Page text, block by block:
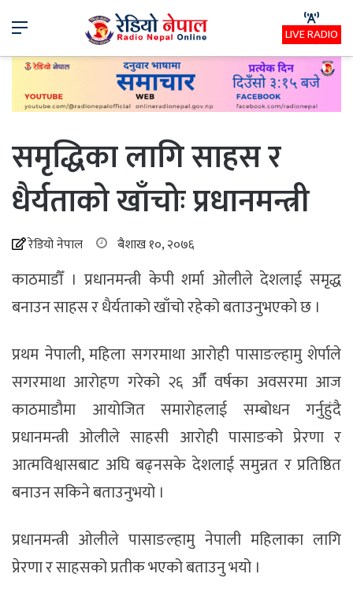
Menu LIVE RADIO
समृद्धिका लागि साहस र
धैर्यताको खाँचोः प्रधानमन्त्री
रेडियो नेपाल बैशाख १०, २०७६
काठमाडौँ । प्रधानमन्त्री केपी शर्मा ओलीले देशलाई समृद्ध
बनाउन साहस र धैर्यताको खाँचो रहेको बताउनुभएको छ ।
प्रथम नेपाली, महिला सगरमाथा आरोही पासाङल्हामु शेर्पाले
सगरमाथा आरोहण गरेको २६ औँ वर्षका अवसरमा आज
काठमाडौमा आयोजित समारोहलाई सम्बोधन गर्नुहुंदै
प्रधानमन्त्री ओलीले साहसी आरोही पासाङको प्रेरणा र
आत्मविश्वासबाट अघि बढ्नसके देशलाई समुन्नत र प्रतिष्ठित
बनाउन सकिने बताउनुभयो ।
प्रधानमन्त्री ओलीले पासाङल्हामु नेपाली महिलाका लागि
प्रेरणा र साहसको प्रतीक भएको बताउनु भयो ।